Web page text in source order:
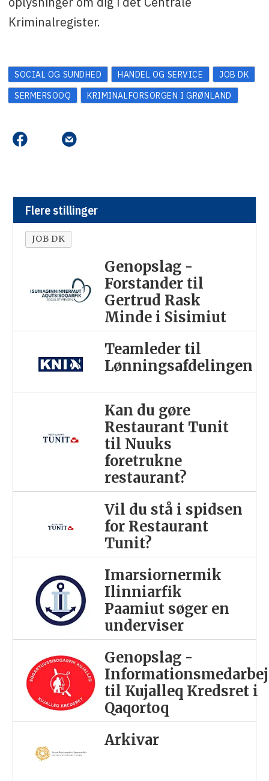
Kriminalregister.
SOCIAL OG SUNDHED HANDEL OG SERVICE
JOB DK
SERMERSOOQ
KRIMINALFORSORGEN I GRØNLAND
Flere stillinger
JOB DK
Genopslag -
Forstander til
Gertrud Rask
Minde i Sisimiut
Teamleder til
Lønningsafdelingen
Kan du gøre
Restaurant Tunit
til Nuuks
foretrukne
restaurant?
Vil du stå i spidsen
for Restaurant
Tunit?
Imarsiornermik
Ilinniarfik
Paamiut søger en
underviser
Genopslag -
til Kujalleq Kredsret i
Qaqortoq
Arkivar